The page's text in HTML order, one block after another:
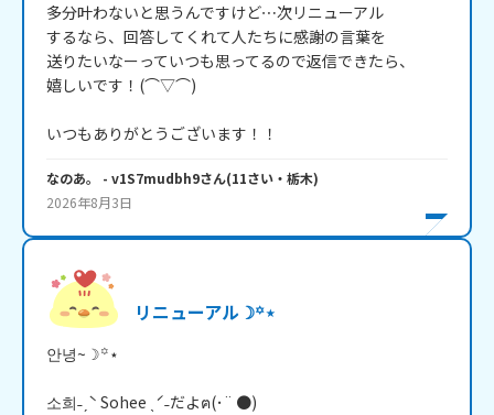
多分叶わないと思うんですけど⋯次リニューアル
するなら、回答してくれて人たちに感謝の言葉を
送りたいなーっていつも思ってるので返信できたら、
嬉しいです！(⌒▽⌒)
いつもありがとうございます！！
なのあ。 - v1S7mudbh9さん(11さい・ 栃木)
2026年8月3日
リニューアル☽꙳⋆
안녕~☽꙳⋆
소희˗ˏˋ Sohee ˎˊ˗だよฅ(･¨ ●)